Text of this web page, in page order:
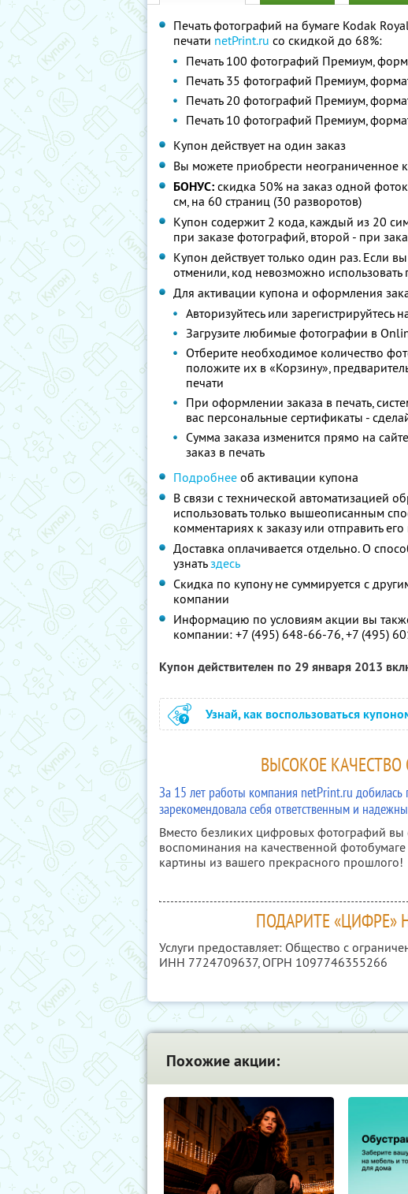
Печать фотографий на бумаге Kodak
печати netPrint.ru со скидкой до 68%:
Печать 100 фотографий Премиум,
Печать 35 фотографий Премиум,
Печать 20 фотографий Премиум,
Печать 10 фотографий Премиум,
Купон действует на один заказ
Вы можете приобрести неограниченное
БОНУС: скидка 50% на заказ одной
см, на 60 страниц (30 разворотов)
Купон содержит 2 кода, каждый из 20
при заказе фотографий, второй - при
Купон действует только один раз. Если
отменили, код невозможно использовать
Для активации купона и оформления
Авторизуйтесь или зарегистрируйтесь
Загрузите любимые фотографии в
Отберите необходимое количество
положите их в «Корзину»,
печати
При оформлении заказа в печать,
вас персональные сертификаты -
Сумма заказа изменится прямо на
заказ в печать
Подробнее об активации купона
В связи с технической автоматизацией
использовать только вышеописанным
комментариях к заказу или отправить
Доставка оплачивается отдельно. О
узнатьздесь
Скидка по купону не суммируется с
компании
Информацию по условиям акции вы
компании: +7 (495) 648-66-76, +7 (495)
Купон действителен по 29 января 2013
Узнай, как воспользоваться
ВЫСОКОЕ КАЧЕСТВО
За 15 лет работы компания netPrint.ru
зарекомендовала себя ответственным и
Вместо безликих цифровых фотографий вы
воспоминания на качественной
картины из вашего прекрасного прошлого!
ПОДАРИТЕ
Услуги предоставляет: Общество с
ИНН 7724709637, ОГРН 1097746355266
Похожие акции: